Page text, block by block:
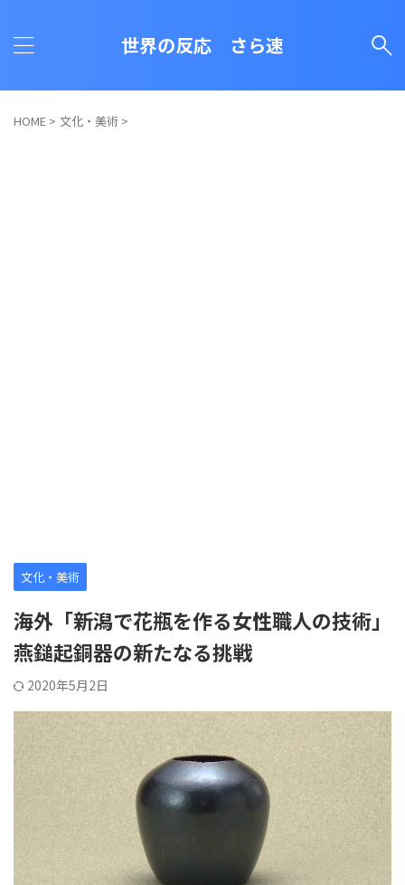
世界の反応 さら速
HOME > 文化・美術 >
文化・美術
海外「新潟で花瓶を作る女性職人の技術」
燕鎚起銅器の新たなる挑戦
2020年5月2日